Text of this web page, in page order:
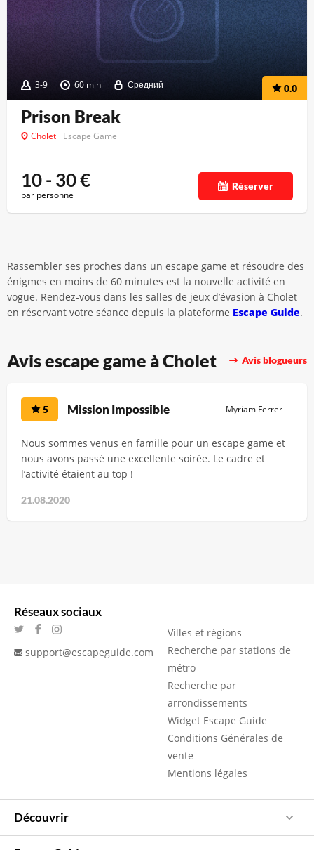
3-9 60 min Средний 0.0
Prison Break
Cholet Escape Game
10 - 30€
par personne
Réserver
Rassembler ses proches dans un escape game et résoudre des
énigmes en moins de 60 minutes est la nouvelle activité en
vogue. Rendez-vous dans les salles de jeux d’évasion à Cholet
en réservant votre séance depuis la plateforme Escape Guide.
Avis escape game à Cholet Avis blogueurs
5 Mission Impossible Myriam Ferrer
Nous sommes venus en famille pour un escape game et
nous avons passé une excellente soirée. Le cadre et
l’activité étaient au top !
21.08.2020
Réseaux sociaux
support@escapeguide.com
Villes et régions
Recherche par stations de
métro
Recherche par
arrondissements
Widget Escape Guide
Conditions Générales de
vente
Mentions légales
Découvrir